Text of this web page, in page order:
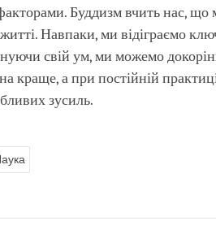
Буддизм вчить нас, що
Навпаки, ми відіграємо
свій ум, ми можемо
краще, а при постійній
зусиль.